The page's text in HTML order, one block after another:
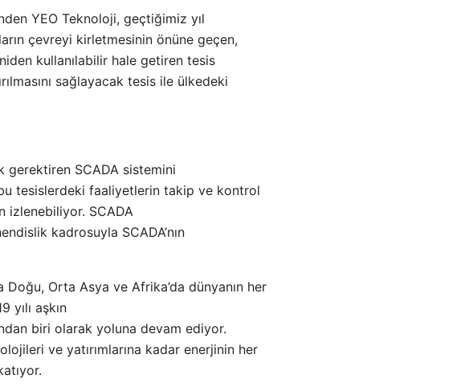
YEO Teknoloji, geçtiğimiz yıl
çevreyi kirletmesinin önüne geçen,
kullanılabilir hale getiren tesis
sağlayacak tesis ile ülkedeki
gerektiren SCADA sistemini
tesislerdeki faaliyetlerin takip ve kontrol
izlenebiliyor. SCADA
kadrosuyla SCADA’nın
Orta Asya ve Afrika’da dünyanın her
yılı aşkın
biri olarak yoluna devam ediyor.
ve yatırımlarına kadar enerjinin her